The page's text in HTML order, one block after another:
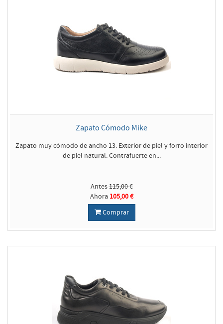
Zapato Cómodo Mike
Zapato muy cómodo de ancho 13. Exterior de piel y forro interior
de piel natural. Contrafuerte en...
Antes115,00 €
Ahora 105,00 €
Comprar